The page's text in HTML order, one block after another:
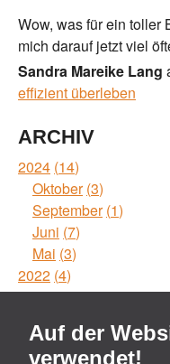
Auf der
verwendet!
Wow, was für ein toller
mich darauf jetzt viel
Sandra Mareike Lang
effizient überleben
ARCHIV
2024 14
Oktober 3
September 1
Juni 7
Mai 3
2022 4
Mai 1
Januar 2